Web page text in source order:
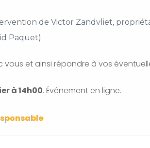
de Victor Zandvliet,
Paquet)
et ainsi répondre à vos
à 14h00. Événement en ligne.